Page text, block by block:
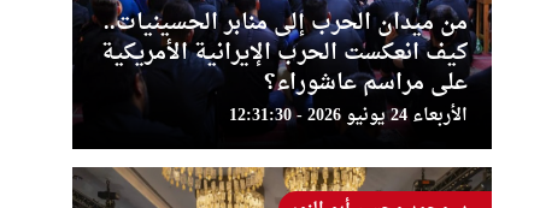
من ميدان الحرب إلى منابر الحسينيات..
كيف انعكست الحرب الإيرانية الأمريكية
على مراسم عاشوراء؟
الأربعاء 24 يونيو 2026 - 12:31:30